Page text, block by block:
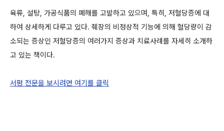
육류, 설탕, 가공식품의 폐해를 고발하고 있으며, 특히, 저혈당증에 대
하여 상세하게 다루고 있다. 췌장의 비정상적 기능에 의해 혈당량이 감
소되는 증상인 저혈당증의 여러가지 증상과 치료사례를 자세히 소개하
고 있는 책이다.
서평 전문을 보시려면 여기를 클릭